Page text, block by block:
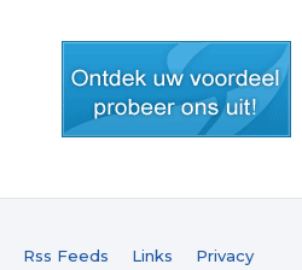
Rss Feeds Links Privacy